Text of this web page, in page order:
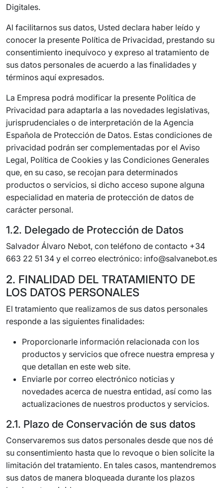
Digitales.
Al facilitarnos sus datos, Usted declara haber leído y
conocer la presente Política de Privacidad, prestando su
consentimiento inequívoco y expreso al tratamiento de
sus datos personales de acuerdo a las finalidades y
términos aquí expresados.
La Empresa podrá modificar la presente Política de
Privacidad para adaptarla a las novedades legislativas,
jurisprudenciales o de interpretación de la Agencia
Española de Protección de Datos. Estas condiciones de
privacidad podrán ser complementadas por el Aviso
Legal, Política de Cookies y las Condiciones Generales
que, en su caso, se recojan para determinados
productos o servicios, si dicho acceso supone alguna
especialidad en materia de protección de datos de
carácter personal.
1.2. Delegado de Protección de Datos
Salvador Álvaro Nebot, con teléfono de contacto +34
663 22 51 34 y el correo electrónico: info@salvanebot.es
2. FINALIDAD DEL TRATAMIENTO DE
LOS DATOS PERSONALES
El tratamiento que realizamos de sus datos personales
responde a las siguientes finalidades:
Proporcionarle información relacionada con los
productos y servicios que ofrece nuestra empresa y
que detallan en este web site.
Enviarle por correo electrónico noticias y
novedades acerca de nuestra entidad, así como las
actualizaciones de nuestros productos y servicios.
2.1. Plazo de Conservación de sus datos
Conservaremos sus datos personales desde que nos dé
su consentimiento hasta que lo revoque o bien solicite la
limitación del tratamiento. En tales casos, mantendremos
sus datos de manera bloqueada durante los plazos